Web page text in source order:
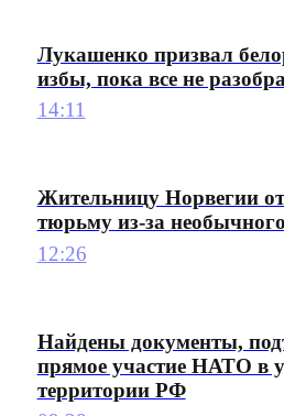
Лукашенко призвал
избы, пока все не
14:11
Жительницу Норвегии
тюрьму из-за
12:26
Найдены документы,
прямое участие НАТО в
территории РФ